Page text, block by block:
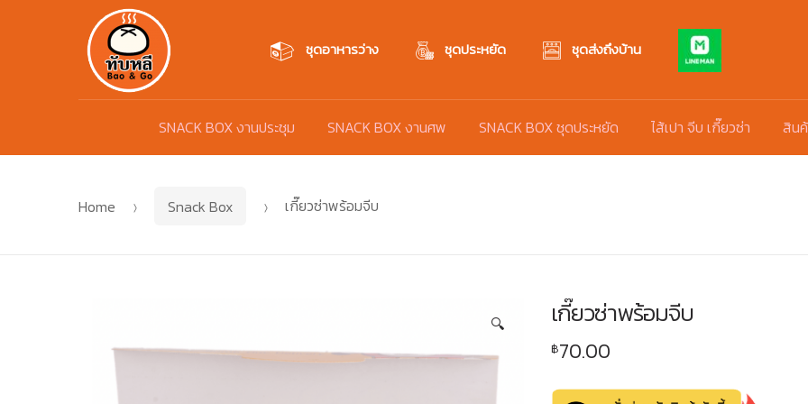
Skip
to
navigation
Skip
to
content
ชุดอาหารว่าง ชุดประหยัด ชุดส่งถึงบ้าน
SNACK BOX งานประชุม SNACK BOX งานศพ SNACK BOX ชุดประหยัด ไส้เปา จีบ เกี๊ยวซ่า สิน
Home Snack Box เกี๊ยวซ่าพร้อมจีบ
🔍 เกี๊ยวซ่าพร้อมจีบ
฿70.00